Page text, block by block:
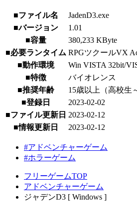
■ファイル名
JadenD3.exe
■バージョン
1.01
■容量
380,233 KByte
■必要ランタイム RPGツクールVX
■動作環境
Win VISTA 32bit/
■特徴
バイオレンス
■推奨年齢
15歳以上（高校生
■登録日
2023-02-02
■ファイル更新日 2023-02-12
■情報更新日
2023-02-12
#アドベンチャーゲーム
#ホラーゲーム
フリーゲームTOP
アドベンチャーゲーム
ジャデンD3 [ Windows ]